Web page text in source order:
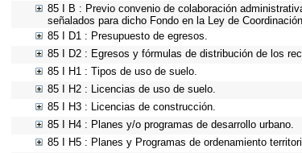
85 I B : Previo convenio de colaboración
señalados para dicho Fondo en la Ley de
85 I D1 : Presupuesto de egresos.
85 I D2 : Egresos y fórmulas de distribución de los
85 I H1 : Tipos de uso de suelo.
85 I H2 : Licencias de uso de suelo.
85 I H3 : Licencias de construcción.
85 I H4 : Planes y/o programas de desarrollo urbano.
85 I H5 : Planes y Programas de ordenamiento